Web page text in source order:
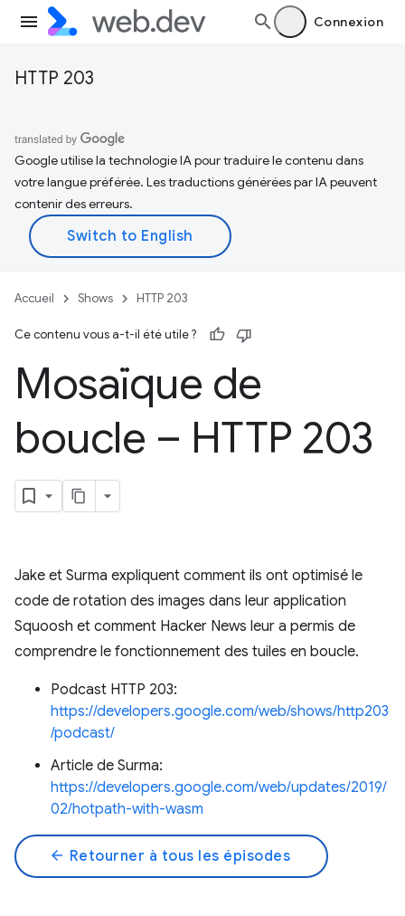
Connexion
HTTP 203
Google utilise la technologie IA pour traduire le contenu dans
votre langue préférée. Les traductions générées par IA peuvent
contenir des erreurs.
Accueil Shows HTTP 203
Ce contenu vous a-t-il été utile ?
Mosaïque de
boucle – HTTP 203
Jake et Surma expliquent comment ils ont optimisé le
code de rotation des images dans leur application
Squoosh et comment Hacker News leur a permis de
comprendre le fonctionnement des tuiles en boucle.
Podcast HTTP 203:
https://developers.google.com/web/shows/http203
/podcast/
Article de Surma:
https://developers.google.com/web/updates/2019/
02/hotpath-with-wasm
arrow_back Retourner à tous les épisodes